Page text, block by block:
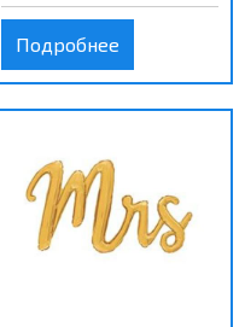
Подробнее